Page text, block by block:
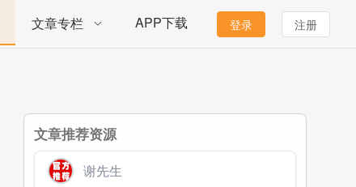
文章专栏 APP下载 登录 注册
文章推荐资源
谢先生